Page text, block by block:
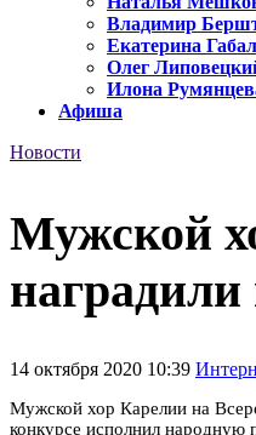
Владимир
Екатерина
Олег
Илона
Афиша
Новости
Мужской
14 октября 2020 10:39
Мужской хор Карелии на
конкурсе исполнил